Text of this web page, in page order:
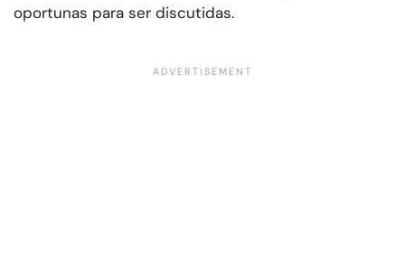
oportunas para ser discutidas.